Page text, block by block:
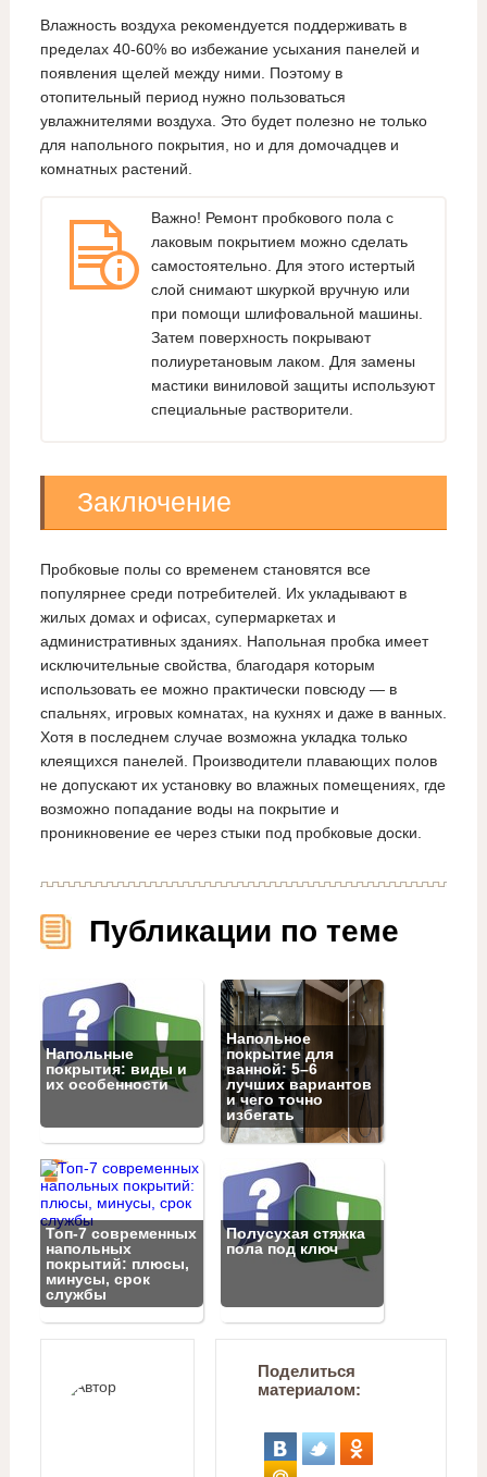
Влажность воздуха рекомендуется поддерживать в
пределах 40-60% во избежание усыхания панелей и
появления щелей между ними. Поэтому в
отопительный период нужно пользоваться
увлажнителями воздуха. Это будет полезно не только
для напольного покрытия, но и для домочадцев и
комнатных растений.
Важно! Ремонт пробкового пола с
лаковым покрытием можно сделать
самостоятельно. Для этого истертый
слой снимают шкуркой вручную или
при помощи шлифовальной машины.
Затем поверхность покрывают
полиуретановым лаком. Для замены
мастики виниловой защиты используют
специальные растворители.
Заключение
Пробковые полы со временем становятся все
популярнее среди потребителей. Их укладывают в
жилых домах и офисах, супермаркетах и
административных зданиях. Напольная пробка имеет
исключительные свойства, благодаря которым
использовать ее можно практически повсюду — в
спальнях, игровых комнатах, на кухнях и даже в ванных.
Хотя в последнем случае возможна укладка только
клеящихся панелей. Производители плавающих полов
не допускают их установку во влажных помещениях, где
возможно попадание воды на покрытие и
проникновение ее через стыки под пробковые доски.
Публикации по теме
Напольные
покрытия: виды и
их особенности
Напольное
покрытие для
ванной: 5–6
лучших вариантов
и чего точно
избегать
Топ‑7 современных
напольных
покрытий: плюсы,
минусы, срок
службы
Полусухая стяжка
пола под ключ
Поделиться
материалом: